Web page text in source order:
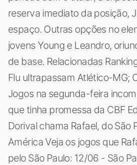
reserva imediato da posição,
espaço. Outras opções no
jovens Young e Leandro,
de base. Relacionadas
Flu ultrapassam Atlético-MG;
Jogos na segunda-feira
que tinha promessa da CBF
Dorival chama Rafael, do São
América Veja os jogos que
pelo São Paulo: 12/06 - São